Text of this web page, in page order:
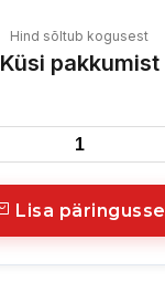
Hind sõltub kogusest
Küsi pakkumist
Lisa päringusse